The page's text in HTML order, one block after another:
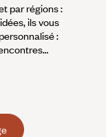
par régions :
ils vous
: